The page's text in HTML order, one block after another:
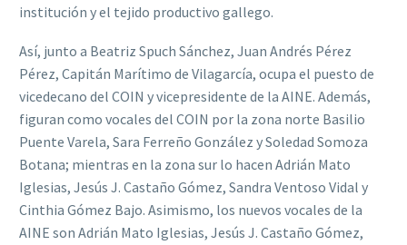
institución y el tejido productivo gallego.
Así, junto a Beatriz Spuch Sánchez, Juan Andrés Pérez
Pérez, Capitán Marítimo de Vilagarcía, ocupa el puesto de
vicedecano del COIN y vicepresidente de la AINE. Además,
figuran como vocales del COIN por la zona norte Basilio
Puente Varela, Sara Ferreño González y Soledad Somoza
Botana; mientras en la zona sur lo hacen Adrián Mato
Iglesias, Jesús J. Castaño Gómez, Sandra Ventoso Vidal y
Cinthia Gómez Bajo. Asimismo, los nuevos vocales de la
AINE son Adrián Mato Iglesias, Jesús J. Castaño Gómez,